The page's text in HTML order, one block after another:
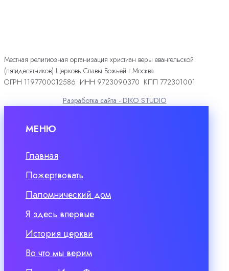
Местная религиозная организация христиан веры евангельской
(пятидесятников) Церковь Славы Божьей г.Москва
ОГРН 1197700012586 ИНН 9723090370 КПП 772301001
Разработка сайта - DIKO STUDIO
МЕНЮ
Главная
Пожертвовать
Паломнический дом
Я здесь впервые
История церкви
Во что мы верим